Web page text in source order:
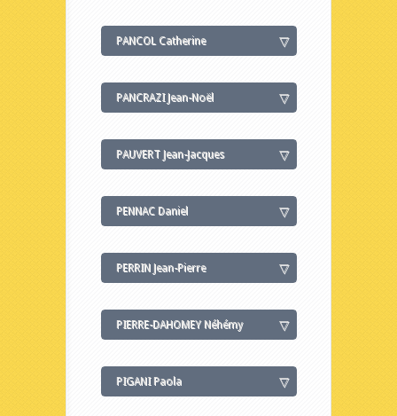
PANCOL Catherine
PANCRAZI Jean-Noël
PAUVERT Jean-Jacques
PENNAC Daniel
PERRIN Jean-Pierre
PIERRE-DAHOMEY Néhémy
PIGANI Paola